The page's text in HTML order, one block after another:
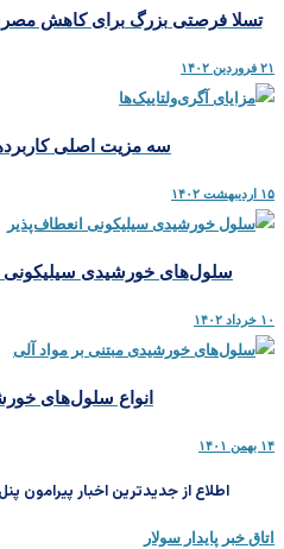
تسلا فرصتی بزرگ برای کاهش
۲۱ فروردین ۱۴۰۲
سه مزیت اصلی
۱۵ اردیبهشت ۱۴۰۲
سلول‌های خورشیدی سیلیکونی
۱۰ خرداد ۱۴۰۲
انواع سلول‌های
۱۴ بهمن ۱۴۰۱
اطلاع از جدیدترین اخبار پیرامون
اتاق خبر پایدار سولار